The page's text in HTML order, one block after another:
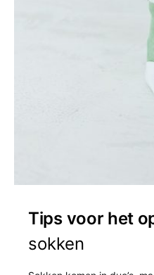
Tips voor het
sokken